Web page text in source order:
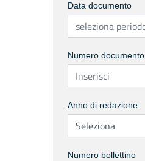
Data documento
Numero documento
Anno di redazione
Numero bollettino